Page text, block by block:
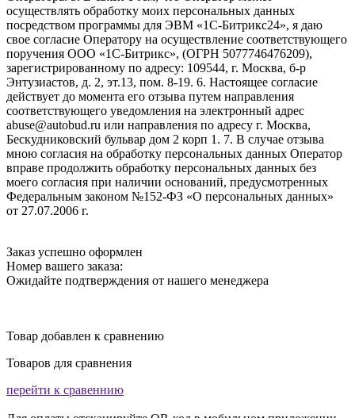
осуществлять обработку моих персональных данных
посредством программы для ЭВМ «1С-Битрикс24», я даю
свое согласие Оператору на осуществление соответствующего
поручения ООО «1С-Битрикс», (ОГРН 5077746476209),
зарегистрированному по адресу: 109544, г. Москва, б-р
Энтузиастов, д. 2, эт.13, пом. 8-19. 6. Настоящее согласие
действует до момента его отзыва путем направления
соответствующего уведомления на электронный адрес
abuse@autobud.ru или направления по адресу г. Москва,
Бескудниковский бульвар дом 2 корп 1. 7. В случае отзыва
мною согласия на обработку персональных данных Оператор
вправе продолжить обработку персональных данных без
моего согласия при наличии оснований, предусмотренных
Федеральным законом №152-ФЗ «О персональных данных»
от 27.07.2006 г.
Заказ успешно оформлен
Номер вашего заказа:
Ожидайте подтверждения от нашего менеджера
Товар добавлен к сравнению
Товаров для сравнения
перейти к сравеннию